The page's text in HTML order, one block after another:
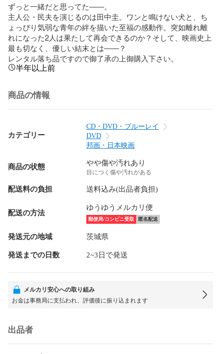
ずっと一緒だと思ってた――。
主人公・民夫を演じるのは田中圭。ワンと鳴けない犬と、ち
ょっぴり気弱な青年の絆を描いた至福の感動作。突如離れ離
れになった2人は果たして再会できるのか？そして、映画史上
最も切なく、優しい結末とは――？
レンタル落ち品ですので御了承の上御購入下さい。
半年以上前
商品の情報
カテゴリー
CD・DVD・ブルーレイ
DVD
邦画・日本映画
商品の状態 やや傷や汚れあり
目につく傷や汚れがある
配送料の負担 送料込み(出品者負担)
配送の方法
ゆうゆうメルカリ便
郵便局/コンビニ受取 匿名配送
発送元の地域 茨城県
発送までの日数 2~3日で発送
メルカリ安心への取り組み
お金は事務局に支払われ、評価後に振り込まれます
出品者